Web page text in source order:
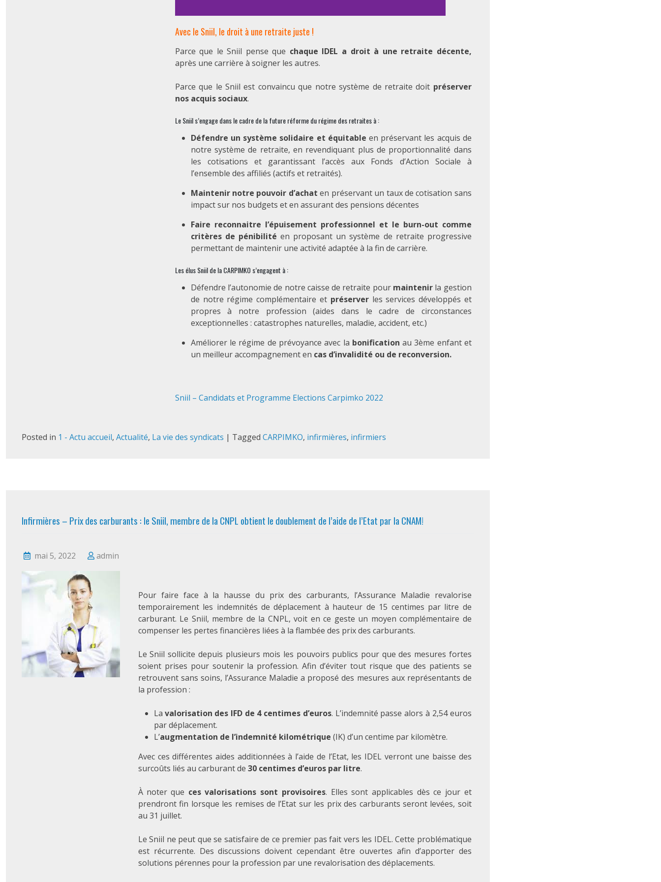
Avec le Sniil, le droit à une retraite juste !
Parce que le Sniil pense que chaque IDEL a droit à une retraite décente,
après une carrière à soigner les autres.
Parce que le Sniil est convaincu que notre système de retraite doit préserver
nos acquis sociaux.
Le Sniil s’engage dans le cadre de la future réforme du régime des retraites à :
Défendre un système solidaire et équitable en préservant les acquis de
notre système de retraite, en revendiquant plus de proportionnalité dans
les cotisations et garantissant l’accès aux Fonds d’Action Sociale à
l’ensemble des affiliés (actifs et retraités).
Maintenir notre pouvoir d’achat en préservant un taux de cotisation sans
impact sur nos budgets et en assurant des pensions décentes
Faire reconnaitre l’épuisement professionnel et le burn-out comme
critères de pénibilité en proposant un système de retraite progressive
permettant de maintenir une activité adaptée à la fin de carrière.
Les élus Sniil de la CARPIMKO s’engagent à :
Défendre l’autonomie de notre caisse de retraite pour maintenirla gestion
de notre régime complémentaire et préserverles services développés et
propres à notre profession (aides dans le cadre de circonstances
exceptionnelles : catastrophes naturelles, maladie, accident, etc.)
Améliorer le régime de prévoyance avec la bonification au 3ème enfant et
un meilleur accompagnement en cas d’invalidité ou de reconversion.
Sniil – Candidats et Programme Elections Carpimko 2022
Posted in 1 - Actu accueil, Actualité, La vie des syndicats | Tagged CARPIMKO, infirmières, infirmiers
Infirmières – Prix des carburants : le Sniil, membre de la CNPL obtient le doublement de l’aide de l’Etat par la CNAM!
mai 5, 2022 admin
Pour faire face à la hausse du prix des carburants, l’Assurance Maladie revalorise
temporairement les indemnités de déplacement à hauteur de 15 centimes par litre de
carburant. Le Sniil, membre de la CNPL, voit en ce geste un moyen complémentaire de
compenser les pertes financières liées à la flambée des prix des carburants.
Le Sniil sollicite depuis plusieurs mois les pouvoirs publics pour que des mesures fortes
soient prises pour soutenir la profession. Afin d’éviter tout risque que des patients se
retrouvent sans soins, l’Assurance Maladie a proposé des mesures aux représentants de
la profession :
La valorisation des IFD de 4 centimes d’euros. L’indemnité passe alors à 2,54 euros
par déplacement.
L’augmentation de l’indemnité kilométrique (IK) d’un centime par kilomètre.
Avec ces différentes aides additionnées à l’aide de l’Etat, les IDEL verront une baisse des
surcoûts liés au carburant de 30 centimes d’euros par litre.
À noter que ces valorisations sont provisoires. Elles sont applicables dès ce jour et
prendront fin lorsque les remises de l’Etat sur les prix des carburants seront levées, soit
au 31 juillet.
Le Sniil ne peut que se satisfaire de ce premier pas fait vers les IDEL. Cette problématique
est récurrente. Des discussions doivent cependant être ouvertes afin d’apporter des
solutions pérennes pour la profession par une revalorisation des déplacements.